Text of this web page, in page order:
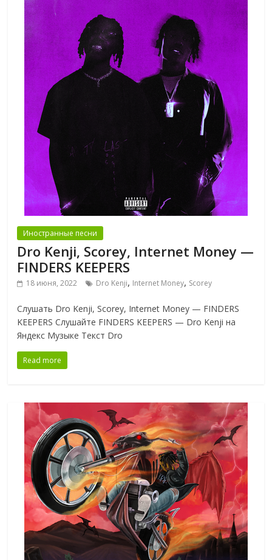
Иностранные песни
Dro Kenji, Scorey, Internet Money —
FINDERS KEEPERS
18 июня, 2022 Dro Kenji, Internet Money, Scorey
Слушать Dro Kenji, Scorey, Internet Money — FINDERS
KEEPERS Слушайте FINDERS KEEPERS — Dro Kenji на
Яндекс Музыке Текст Dro
Read more